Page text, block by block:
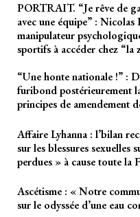
PORTRAIT. “Je rêve de
avec une équipe” : Nicolas
manipulateur
sportifs à accéder chez “la
“Une honte nationale !” :
furibond postérieurement
principes de amendement
Affaire Lyhanna : l’bilan
sur les blessures sexuelles
perdues » à cause toute la
Ascétisme : « Notre
sur le odyssée d’une eau